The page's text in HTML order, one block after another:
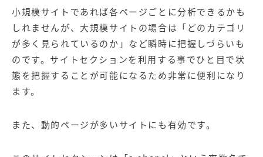
小規模サイトであれば各ページごとに分析できるかも
しれませんが、大規模サイトの場合は「どのカテゴリ
が多く見られているのか」など瞬時に把握しづらいも
のです。サイトセクションを利用する事でひと目で状
態を把握することが可能になるため非常に便利になり
ます。
また、動的ページが多いサイトにも有効です。